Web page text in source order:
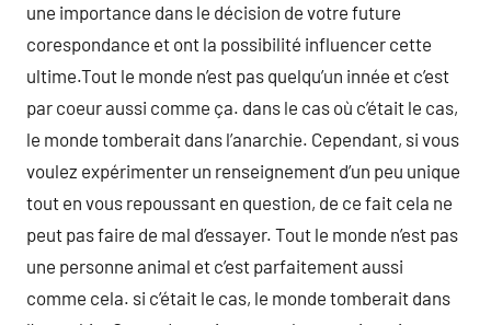
une importance dans le décision de votre future
corespondance et ont la possibilité influencer cette
ultime.Tout le monde n’est pas quelqu’un innée et c’est
par coeur aussi comme ça. dans le cas où c’était le cas,
le monde tomberait dans l’anarchie. Cependant, si vous
voulez expérimenter un renseignement d’un peu unique
tout en vous repoussant en question, de ce fait cela ne
peut pas faire de mal d’essayer. Tout le monde n’est pas
une personne animal et c’est parfaitement aussi
comme cela. si c’était le cas, le monde tomberait dans